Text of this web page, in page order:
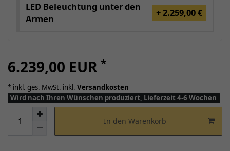
LED Beleuchtung unter den
Armen
+ 2.259,00 €
6.239,00 EUR *
* inkl. ges. MwSt. inkl. Versandkosten
Wird nach Ihren Wünschen produziert, Lieferzeit 4-6 Wochen
In den Warenkorb